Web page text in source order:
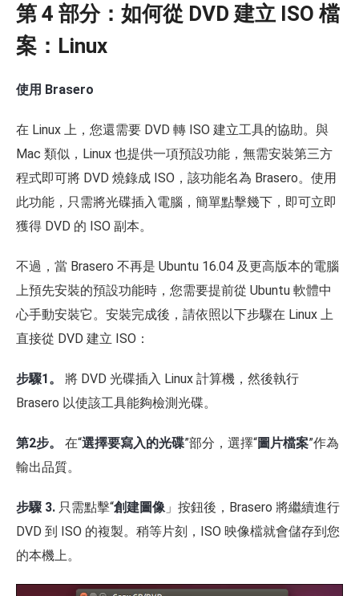
第 4 部分：如何從 DVD 建立 ISO 檔
案：Linux
使用 Brasero
在 Linux 上，您還需要 DVD 轉 ISO 建立工具的協助。與
Mac 類似，Linux 也提供一項預設功能，無需安裝第三方
程式即可將 DVD 燒錄成 ISO，該功能名為 Brasero。使用
此功能，只需將光碟插入電腦，簡單點擊幾下，即可立即
獲得 DVD 的 ISO 副本。
不過，當 Brasero 不再是 Ubuntu 16.04 及更高版本的電腦
上預先安裝的預設功能時，您需要提前從 Ubuntu 軟體中
心手動安裝它。安裝完成後，請依照以下步驟在 Linux 上
直接從 DVD 建立 ISO：
步驟1。
將 DVD 光碟插入 Linux 計算機，然後執行
Brasero 以使該工具能夠檢測光碟。
第2步。 在“選擇要寫入的光碟”部分，選擇“圖片檔案”作為
輸出品質。
步驟 3. 只需點擊“創建圖像 」按鈕後，Brasero 將繼續進行
DVD 到 ISO 的複製。稍等片刻，ISO 映像檔就會儲存到您
的本機上。